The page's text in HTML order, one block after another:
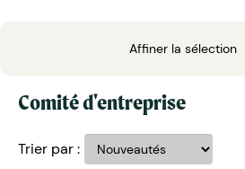
Affiner la sélection
Comité d'entreprise
Trier par :